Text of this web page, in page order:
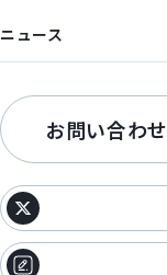
ニュース
お問い合わせ